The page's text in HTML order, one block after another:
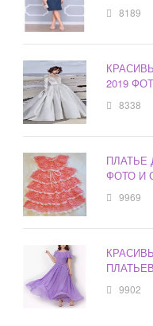
8189
2019
8338
ФОТО И
9969
9902